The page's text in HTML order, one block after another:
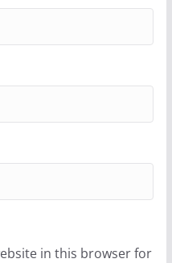
in this browser for